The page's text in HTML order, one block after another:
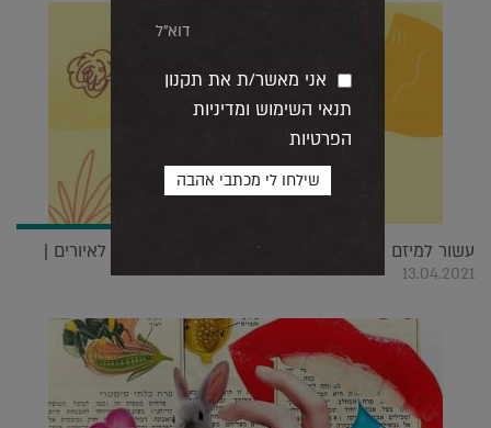
עשור למיזם ההנצחה האמנותי בו הסיפורים הופכים לאיורים |
13.04.2021
אני מאשר/ת את תקנון
תנאי השימוש ומדיניות
הפרטיות